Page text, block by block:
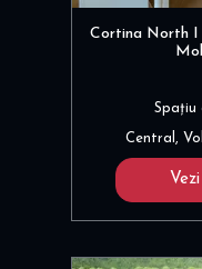
Cortina North I
Spațiu
Central,